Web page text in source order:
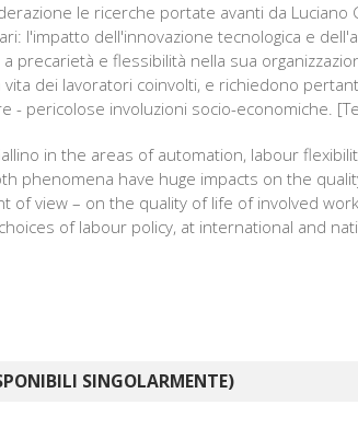
le ricerche portate avanti da Luciano
l'impatto dell'innovazione tecnologica e
precarietà e flessibilità nella sua
dei lavoratori coinvolti, e richiedono
- pericolose involuzioni socio-economiche.
in the areas of automation, labour
phenomena have huge impacts on the
of view – on the quality of life of involved
of labour policy, at international and
SINGOLARMENTE)